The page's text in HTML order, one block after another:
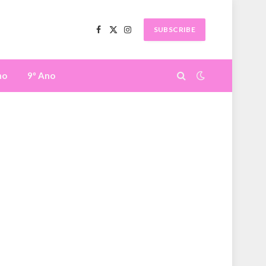
Facebook
X
Instagram
SUBSCRIBE
9º Ano